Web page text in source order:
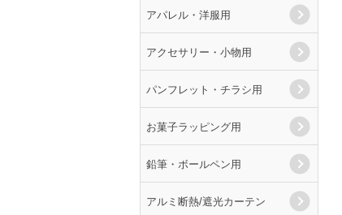
アパレル・洋服用
アクセサリー・小物用
パンフレット・チラシ用
お菓子ラッピング用
鉛筆・ボールペン用
アルミ断熱/遮光カーテン